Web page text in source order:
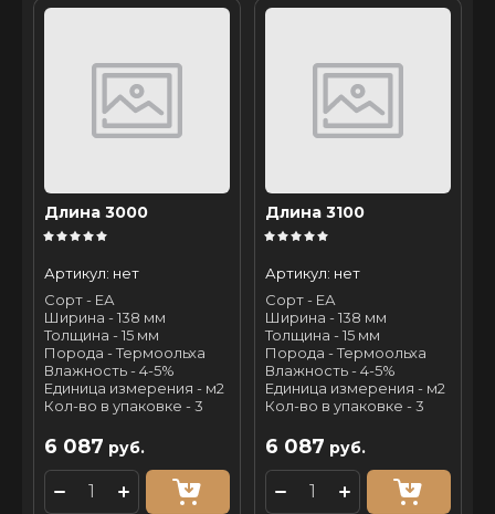
Длина 3000
Артикул: нет
Сорт - ЕА
Ширина - 138 мм
Толщина - 15 мм
Порода - Термоольха
Влажность - 4-5%
Единица измерения - м2
Кол-во в упаковке - 3
6 087 руб.
Длина 3100
Артикул: нет
Сорт - ЕА
Ширина - 138 мм
Толщина - 15 мм
Порода - Термоольха
Влажность - 4-5%
Единица измерения - м2
Кол-во в упаковке - 3
6 087 руб.